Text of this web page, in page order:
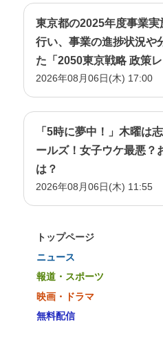
東京都の2025年度事業
行い、事業の進捗状況や
た「2050東京戦略 政策
2026年08月06日(木) 17:00
「5時に夢中！」木曜は
ールズ！女子ウケ最悪？
は？
2026年08月06日(木) 11:55
トップページ
ニュース
報道・スポーツ
映画・ドラマ
無料配信